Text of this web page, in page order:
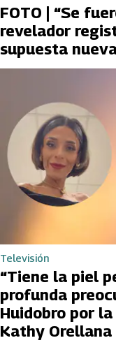
FOTO | “Se
revelador
supuesta
Televisión
“Tiene la piel
profunda
Huidobro por
Kathy Orellana